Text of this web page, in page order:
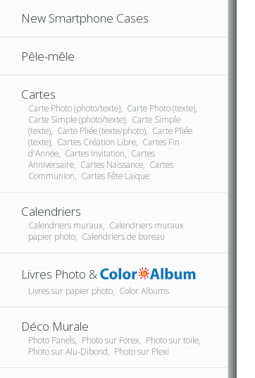
New Smartphone Cases
Pêle-mêle
Cartes
Carte Photo (photo/texte), Carte Photo (texte),
Carte Simple (photo/texte), Carte Simple
(texte), Carte Pliée (texte/photo), Carte Pliée
(texte), Cartes Création Libre, Cartes Fin
d'Année, Cartes Invitation, Cartes
Anniversaire, Cartes Naissance, Cartes
Communion, Cartes Fête Laïque
Calendriers
Calendriers muraux, Calendriers muraux
papier photo, Calendriers de bureau
Livres Photo &
Livres sur papier photo, Color Albums
Déco Murale
Photo Panels, Photo sur Forex, Photo sur toile,
Photo sur Alu-Dibond, Photo sur Plexi